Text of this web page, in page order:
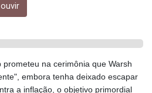
EUR 0.86707
FJD 2.21295
FKP 0.742819
GBP 0.74295
GEL 2.615034
na cerimônia que Warsh
embora tenha deixado escapar
a inflação, o objetivo primordial